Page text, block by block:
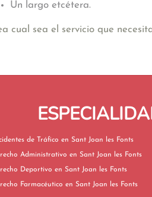
Un largo etcétera.
cual sea el servicio que
Accidentes de Tráfico en Sant Joan les Fonts
Derecho Administrativo en Sant Joan les Fonts
Derecho Deportivo en Sant Joan les Fonts
Derecho Farmacéutico en Sant Joan les Fonts